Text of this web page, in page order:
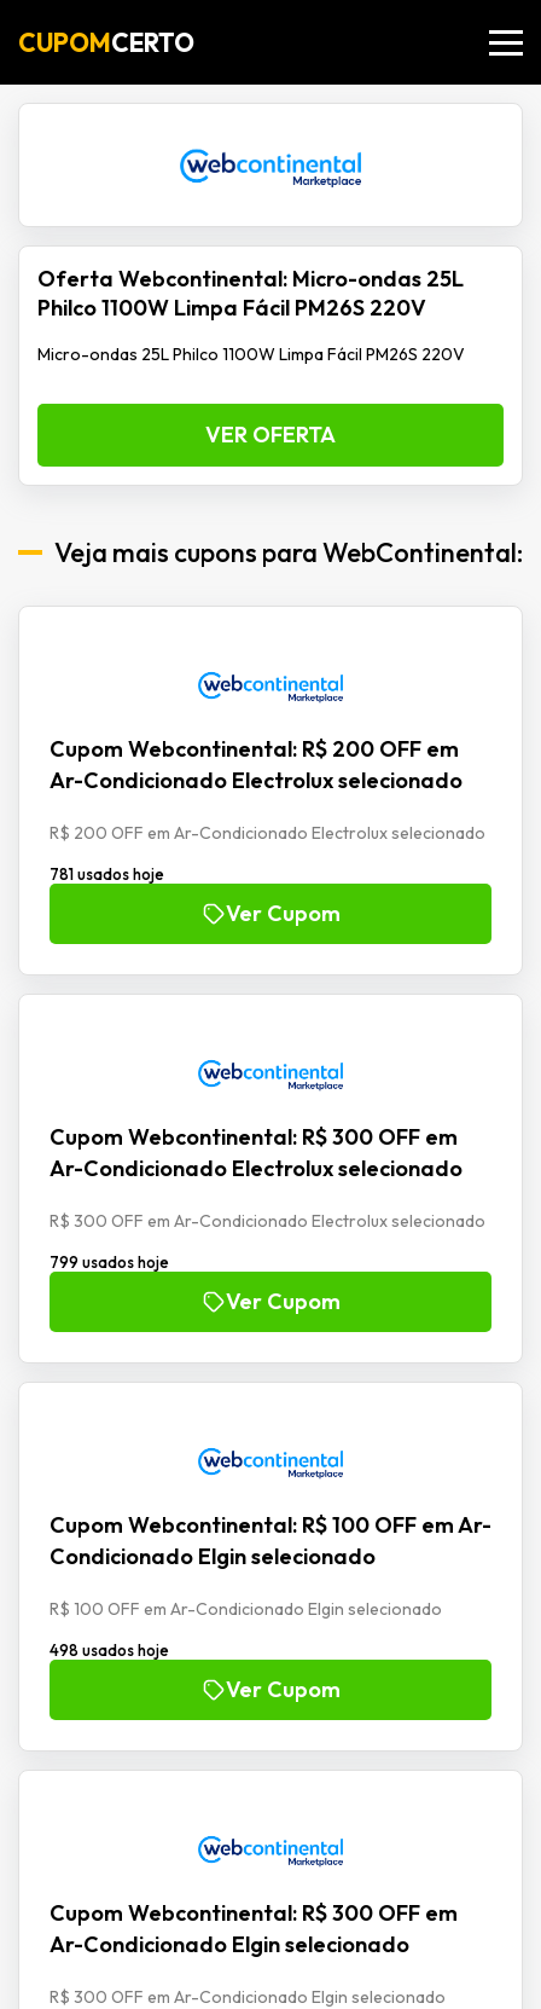
CUPOMCERTO
Oferta Webcontinental: Micro-ondas 25L
Philco 1100W Limpa Fácil PM26S 220V
Micro-ondas 25L Philco 1100W Limpa Fácil PM26S 220V
VER OFERTA
Veja mais cupons para WebContinental:
Cupom Webcontinental: R$ 200 OFF em
Ar-Condicionado Electrolux selecionado
R$ 200 OFF em Ar-Condicionado Electrolux selecionado
781 usados hoje
Ver Cupom
Cupom Webcontinental: R$ 300 OFF em
Ar-Condicionado Electrolux selecionado
R$ 300 OFF em Ar-Condicionado Electrolux selecionado
799 usados hoje
Ver Cupom
Cupom Webcontinental: R$ 100 OFF em Ar-
Condicionado Elgin selecionado
R$ 100 OFF em Ar-Condicionado Elgin selecionado
498 usados hoje
Ver Cupom
Cupom Webcontinental: R$ 300 OFF em
Ar-Condicionado Elgin selecionado
R$ 300 OFF em Ar-Condicionado Elgin selecionado